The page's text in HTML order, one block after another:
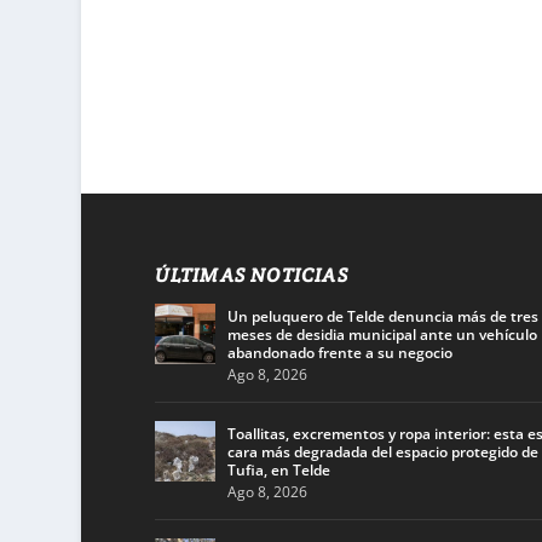
ÚLTIMAS NOTICIAS
Un peluquero de Telde denuncia más de tres
meses de desidia municipal ante un vehículo
abandonado frente a su negocio
Ago 8, 2026
Toallitas, excrementos y ropa interior: esta
cara más degradada del espacio protegido de
Tufia, en Telde
Ago 8, 2026